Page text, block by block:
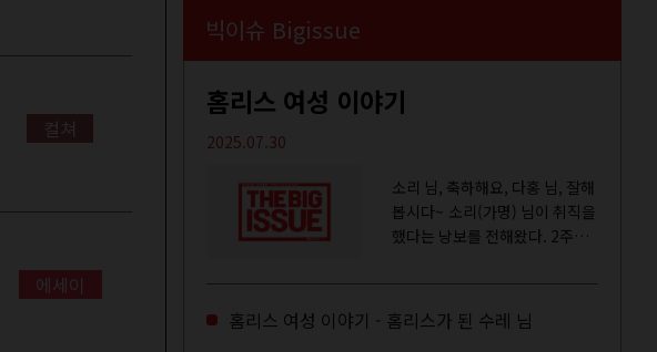
컬쳐
에세이
빅이슈 Bigissue
홈리스 여성 이야기
2025.07.30
소리 님, 축하해요, 다홍 님, 잘해
봅시다~ 소리(가명) 님이 취직을
했다는 낭보를 전해왔다. 2주일
하고, 저 오늘이 마지막이에요,
이렇게 인사를 하고 가셨던...
홈리스 여성 이야기 - 홈리스가 된 수레 님